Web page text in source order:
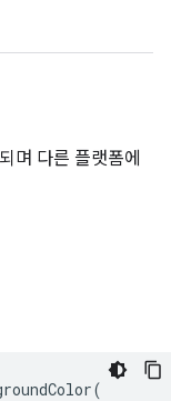
며 다른 플랫폼에
(